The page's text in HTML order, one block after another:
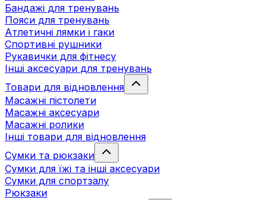
Бандажі для тренувань
Пояси для тренувань
Атлетичні лямки і гаки
Спортивні рушники
Рукавички для фітнесу
Інші аксесуари для тренувань
Товари для відновлення
Масажні пістолети
Масажні аксесуари
Масажні ролики
Інші товари для відновлення
Сумки та рюкзаки
Сумки для їжі та інші аксесуари
Сумки для спортзалу
Рюкзаки